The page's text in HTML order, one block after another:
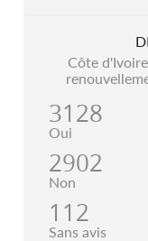
Côte
3128
Oui
2902
Non
112
Sans avis